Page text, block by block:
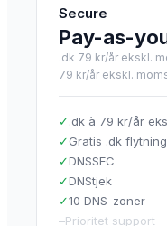
Secure
Pay-as-
.dk 79 kr/år ekskl.
79 kr/år ekskl.
✓.dk à 79 kr/år
✓Gratis .dk flytning
✓DNSSEC
✓DNStjek
✓10 DNS-zoner
–Prioritet support